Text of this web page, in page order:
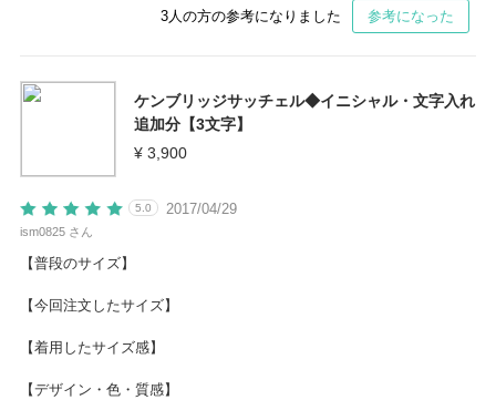
3 人の方の参考になりました 参考になった
ケンブリッジサッチェル◆イニシャル・文字入れ
追加分【3文字】
¥ 3,900
2017/04/29
5.0
ism0825 さん
【普段のサイズ】
【今回注文したサイズ】
【着用したサイズ感】
【デザイン・色・質感】